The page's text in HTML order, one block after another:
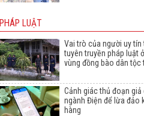
PHÁP LUẬT
Vai trò của người uy tín
tuyên truyền pháp luật
vùng đồng bào dân tộc
Cảnh giác thủ đoạn giả
ngành Điện để lừa đảo
hàng